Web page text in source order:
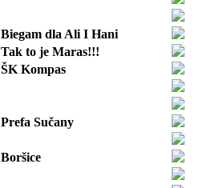
Biegam dla Ali I Hani
Tak to je Maras!!!
ŠK Kompas
Prefa Sučany
Boršice